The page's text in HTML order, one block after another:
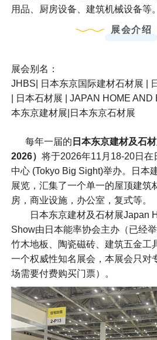
用品、厨房设备、建筑机械设备等。
展会介绍
展会别名：
JHBS| 日本东京国际建材石材展 |
| 日本石材展 | JAPAN HOME
本东京建材展|日本东京石材展
每年一届的 日本东京建材及石
2026） 将于2026年11月18-20日在
中心 (Tokyo Big Sight)举办。日本
展览，汇集了一个单一的屋顶建筑
房，商业设施，办公室，复式等。
日本东京建材及石材展Japan
Show由日本能率协会主办（已经
竹木地板、陶瓷磁砖、建筑五金工
一个权威性知名展会，本展会只对
场需要付费购买门票）。